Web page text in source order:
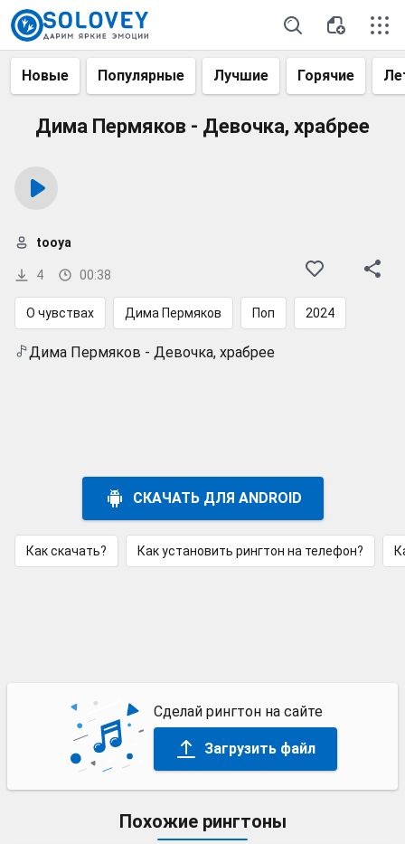
Новые Популярные Лучшие Горячие
Дима Пермяков - Девочка, храбрее
4 00:38
tooya
О чувствах Дима Пермяков Поп 2024
Дима Пермяков - Девочка, храбрее
СКАЧАТЬ ДЛЯ ANDROID
Как скачать? Как установить рингтон на телефон?
Сделай рингтон на сайте
Загрузить файл
Похожие рингтоны